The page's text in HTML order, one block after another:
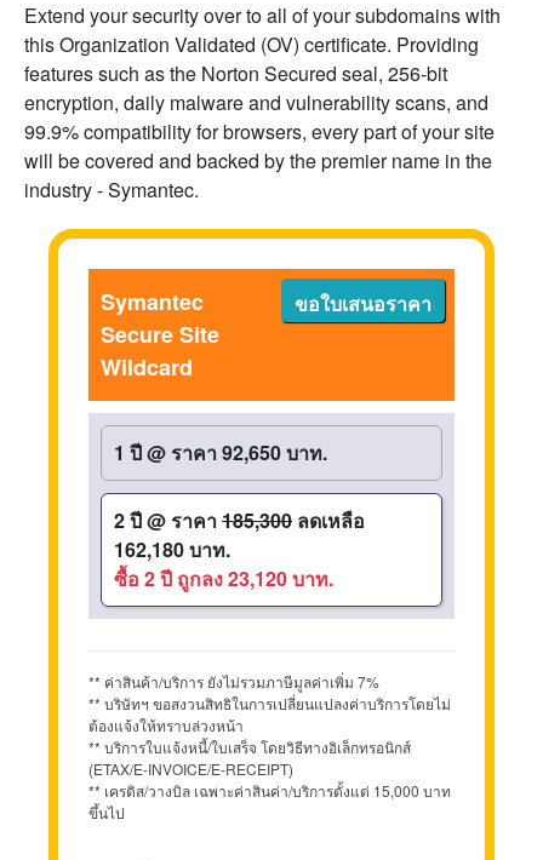
Extend your security over to all of your subdomains with
this Organization Validated (OV) certificate. Providing
features such as the Norton Secured seal, 256-bit
encryption, daily malware and vulnerability scans, and
99.9% compatibility for browsers, every part of your site
will be covered and backed by the premier name in the
industry - Symantec.
ขอใบเสนอราคา
Symantec
Secure Site
Wildcard
1 ปี@ ราคา 92,650 บาท.
2 ปี@ ราคา185,300 ลดเหลือ
162,180 บาท.
ซื้อ 2 ปี ถูกลง 23,120 บาท.
** ค่าสินค้า/บริการ ยังไม่รวมภาษีมูลค่าเพิ่ม 7%
** บริษัทฯ ขอสงวนสิทธิในการเปลี่ยนแปลงค่าบริการโดยไม่
ต้องแจ้งให้ทราบล่วงหน้า
** บริการใบแจ้งหนี้/ใบเสร็จ โดยวิธีทางอิเล็กทรอนิกส์
(ETAX/E-INVOICE/E-RECEIPT)
** เครดิส/วางบิล เฉพาะค่าสินค่า/บริการตั้งแต่ 15,000 บาท
ขึ้นไป